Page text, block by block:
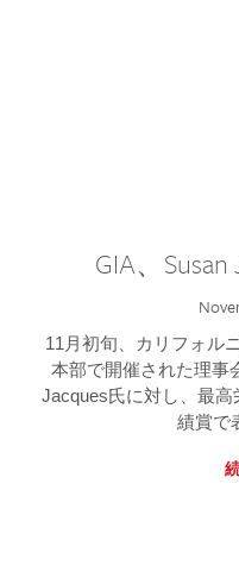
GIA、
11月初旬、カリフォル
本部で開催された理事
Jacques氏に対し、最高
績賞で